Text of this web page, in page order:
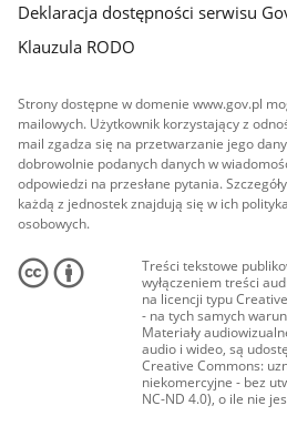
Deklaracja dostępności serwisu
Klauzula RODO
Strony dostępne w domenie www.gov.pl
mailowych. Użytkownik korzystający z
mail zgadza się na przetwarzanie jego
dobrowolnie podanych danych w
odpowiedzi na przesłane pytania.
każdą z jednostek znajdują się w ich
osobowych.
Treści tekstowe
wyłączeniem treści
na licencji typu
- na tych samych
Materiały
audio i wideo, są
Creative Commons:
niekomercyjne - bez
NC-ND 4.0), o ile nie